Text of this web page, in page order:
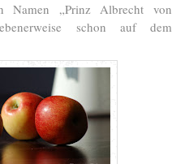
Namen „Prinz Albrecht von
schon auf dem